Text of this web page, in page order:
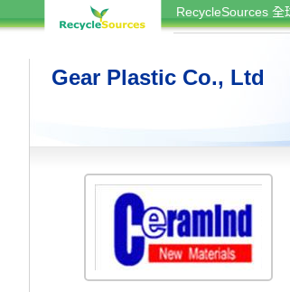
RecycleSources 全
Gear Plastic Co., Ltd